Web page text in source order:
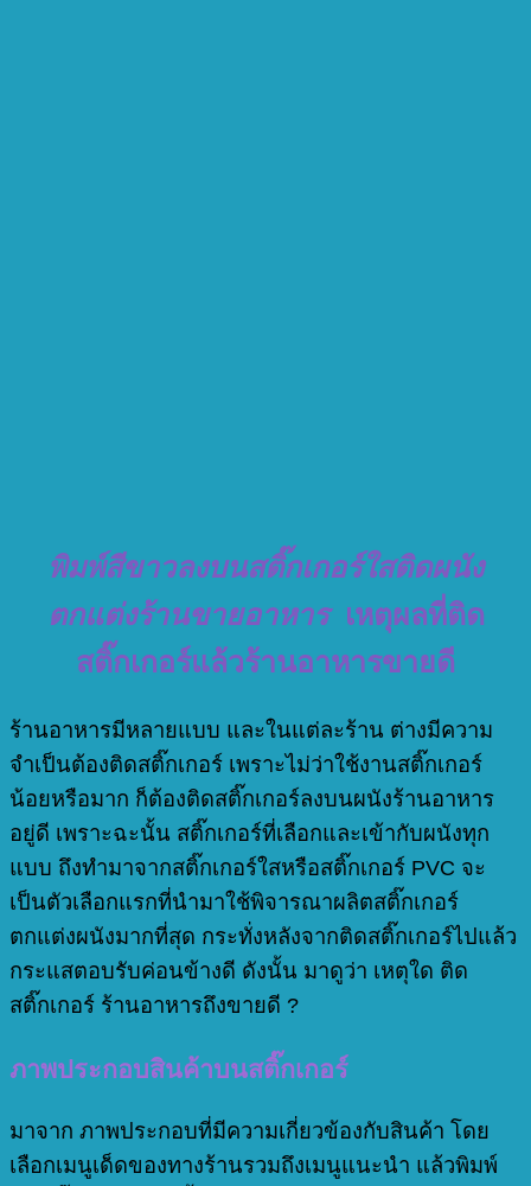
พิมพ์สีขาวลงบนสติ๊กเกอร์ใสติดผนัง
ตกแต่งร้านขายอาหาร เหตุผลที่ติด
สติ๊กเกอร์แล้วร้านอาหารขายดี
ร้านอาหารมีหลายแบบ และในแต่ละร้าน ต่างมีความ
จำเป็นต้องติดสติ๊กเกอร์ เพราะไม่ว่าใช้งานสติ๊กเกอร์
น้อยหรือมาก ก็ต้องติดสติ๊กเกอร์ลงบนผนังร้านอาหาร
อยู่ดี เพราะฉะนั้น สติ๊กเกอร์ที่เลือกและเข้ากับผนังทุก
แบบ ถึงทำมาจากสติ๊กเกอร์ใสหรือสติ๊กเกอร์ PVC จะ
เป็นตัวเลือกแรกที่นำมาใช้พิจารณาผลิตสติ๊กเกอร์
ตกแต่งผนังมากที่สุด กระทั่งหลังจากติดสติ๊กเกอร์ไปแล้ว
กระแสตอบรับค่อนข้างดี ดังนั้น มาดูว่า เหตุใด ติด
สติ๊กเกอร์ ร้านอาหารถึงขายดี ?
ภาพประกอบสินค้าบนสติ๊กเกอร์
มาจาก ภาพประกอบที่มีความเกี่ยวข้องกับสินค้า โดย
เลือกเมนูเด็ดของทางร้านรวมถึงเมนูแนะนำ แล้วพิมพ์